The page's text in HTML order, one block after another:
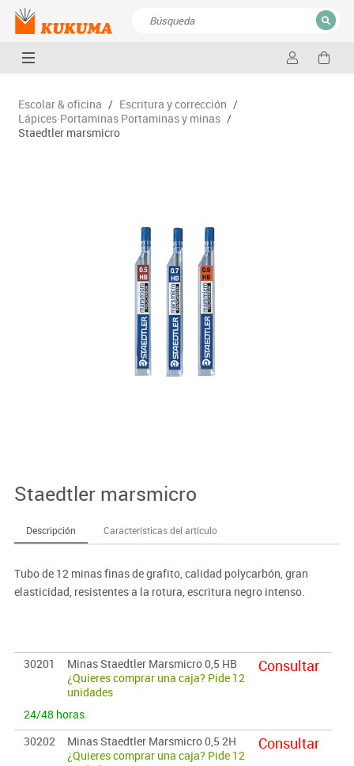
CERRAR
Escolar & oficina / Escritura y corrección /
Lápices·Portaminas Portaminas y minas /
Staedtler marsmicro
Staedtler marsmicro
Descripción Características del artículo
Tubo de 12 minas finas de grafito, calidad polycarbón, gran
elasticidad, resistentes a la rotura, escritura negro intenso.
30201
Minas Staedtler Marsmicro 0,5 HB
¿Quieres comprar una caja? Pide 12
unidades
24/48 horas
Consultar
30202
Minas Staedtler Marsmicro 0,5 2H
¿Quieres comprar una caja? Pide 12
Consultar